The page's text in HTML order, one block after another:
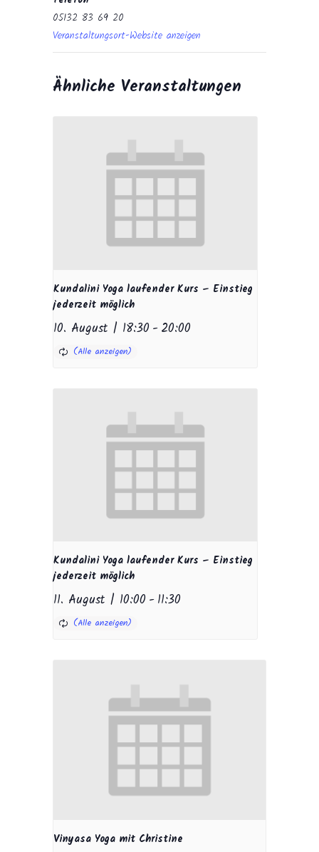
05132 83 69 20
Veranstaltungsort-Website anzeigen
Ähnliche Veranstaltungen
Kundalini Yoga laufender Kurs – Einstieg
jederzeit möglich
10. August | 18:30 -20:00
Kundalini Yoga laufender Kurs – Einstieg
jederzeit möglich
11. August | 10:00 -11:30
Vinyasa Yoga mit Christine